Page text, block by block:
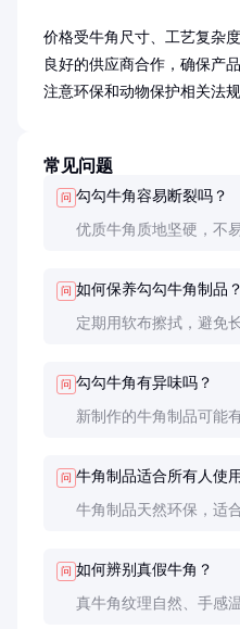
价格受牛角尺寸、工艺复杂
良好的供应商合作，确保产
注意环保和动物保护相关法
常见问题
问 勾勾牛角容易断裂吗？
优质牛角质地坚硬，不
问 如何保养勾勾牛角制品？
定期用软布擦拭，避免
问 勾勾牛角有异味吗？
新制作的牛角制品可能
问 牛角制品适合所有人使
牛角制品天然环保，适
问 如何辨别真假牛角？
真牛角纹理自然、手感